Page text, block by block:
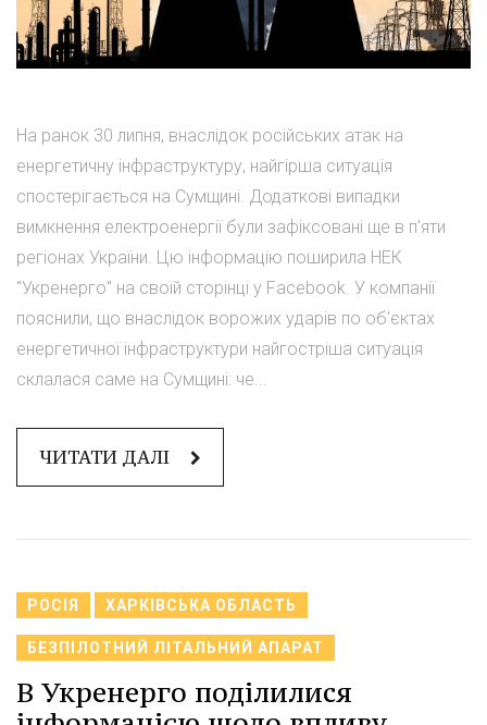
На ранок 30 липня, внаслідок російських атак на
енергетичну інфраструктуру, найгірша ситуація
спостерігається на Сумщині. Додаткові випадки
вимкнення електроенергії були зафіксовані ще в п'яти
регіонах України. Цю інформацію поширила НЕК
"Укренерго" на своїй сторінці у Facebook. У компанії
пояснили, що внаслідок ворожих ударів по об'єктах
енергетичної інфраструктури найгостріша ситуація
склалася саме на Сумщині: че...
ЧИТАТИ ДАЛІ
РОСІЯ ХАРКІВСЬКА ОБЛАСТЬ
БЕЗПІЛОТНИЙ ЛІТАЛЬНИЙ АПАРАТ
В Укренерго поділилися